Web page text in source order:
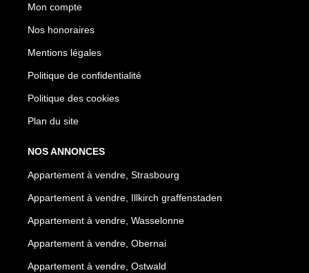
Mon compte
Nos honoraires
Mentions légales
Politique de confidentialité
Politique des cookies
Plan du site
NOS ANNONCES
Appartement à vendre, Strasbourg
Appartement à vendre, Illkirch graffenstaden
Appartement à vendre, Wasselonne
Appartement à vendre, Obernai
Appartement à vendre, Ostwald